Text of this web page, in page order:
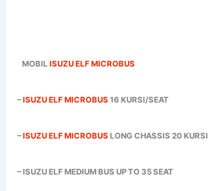
MOBILISUZU ELF MICROBUS
–ISUZU ELF MICROBUS 16 KURSI/SEAT
–ISUZU ELF MICROBUS LONG CHASSIS 20 KURSI
– ISUZU ELF MEDIUM BUS UP TO 35 SEAT